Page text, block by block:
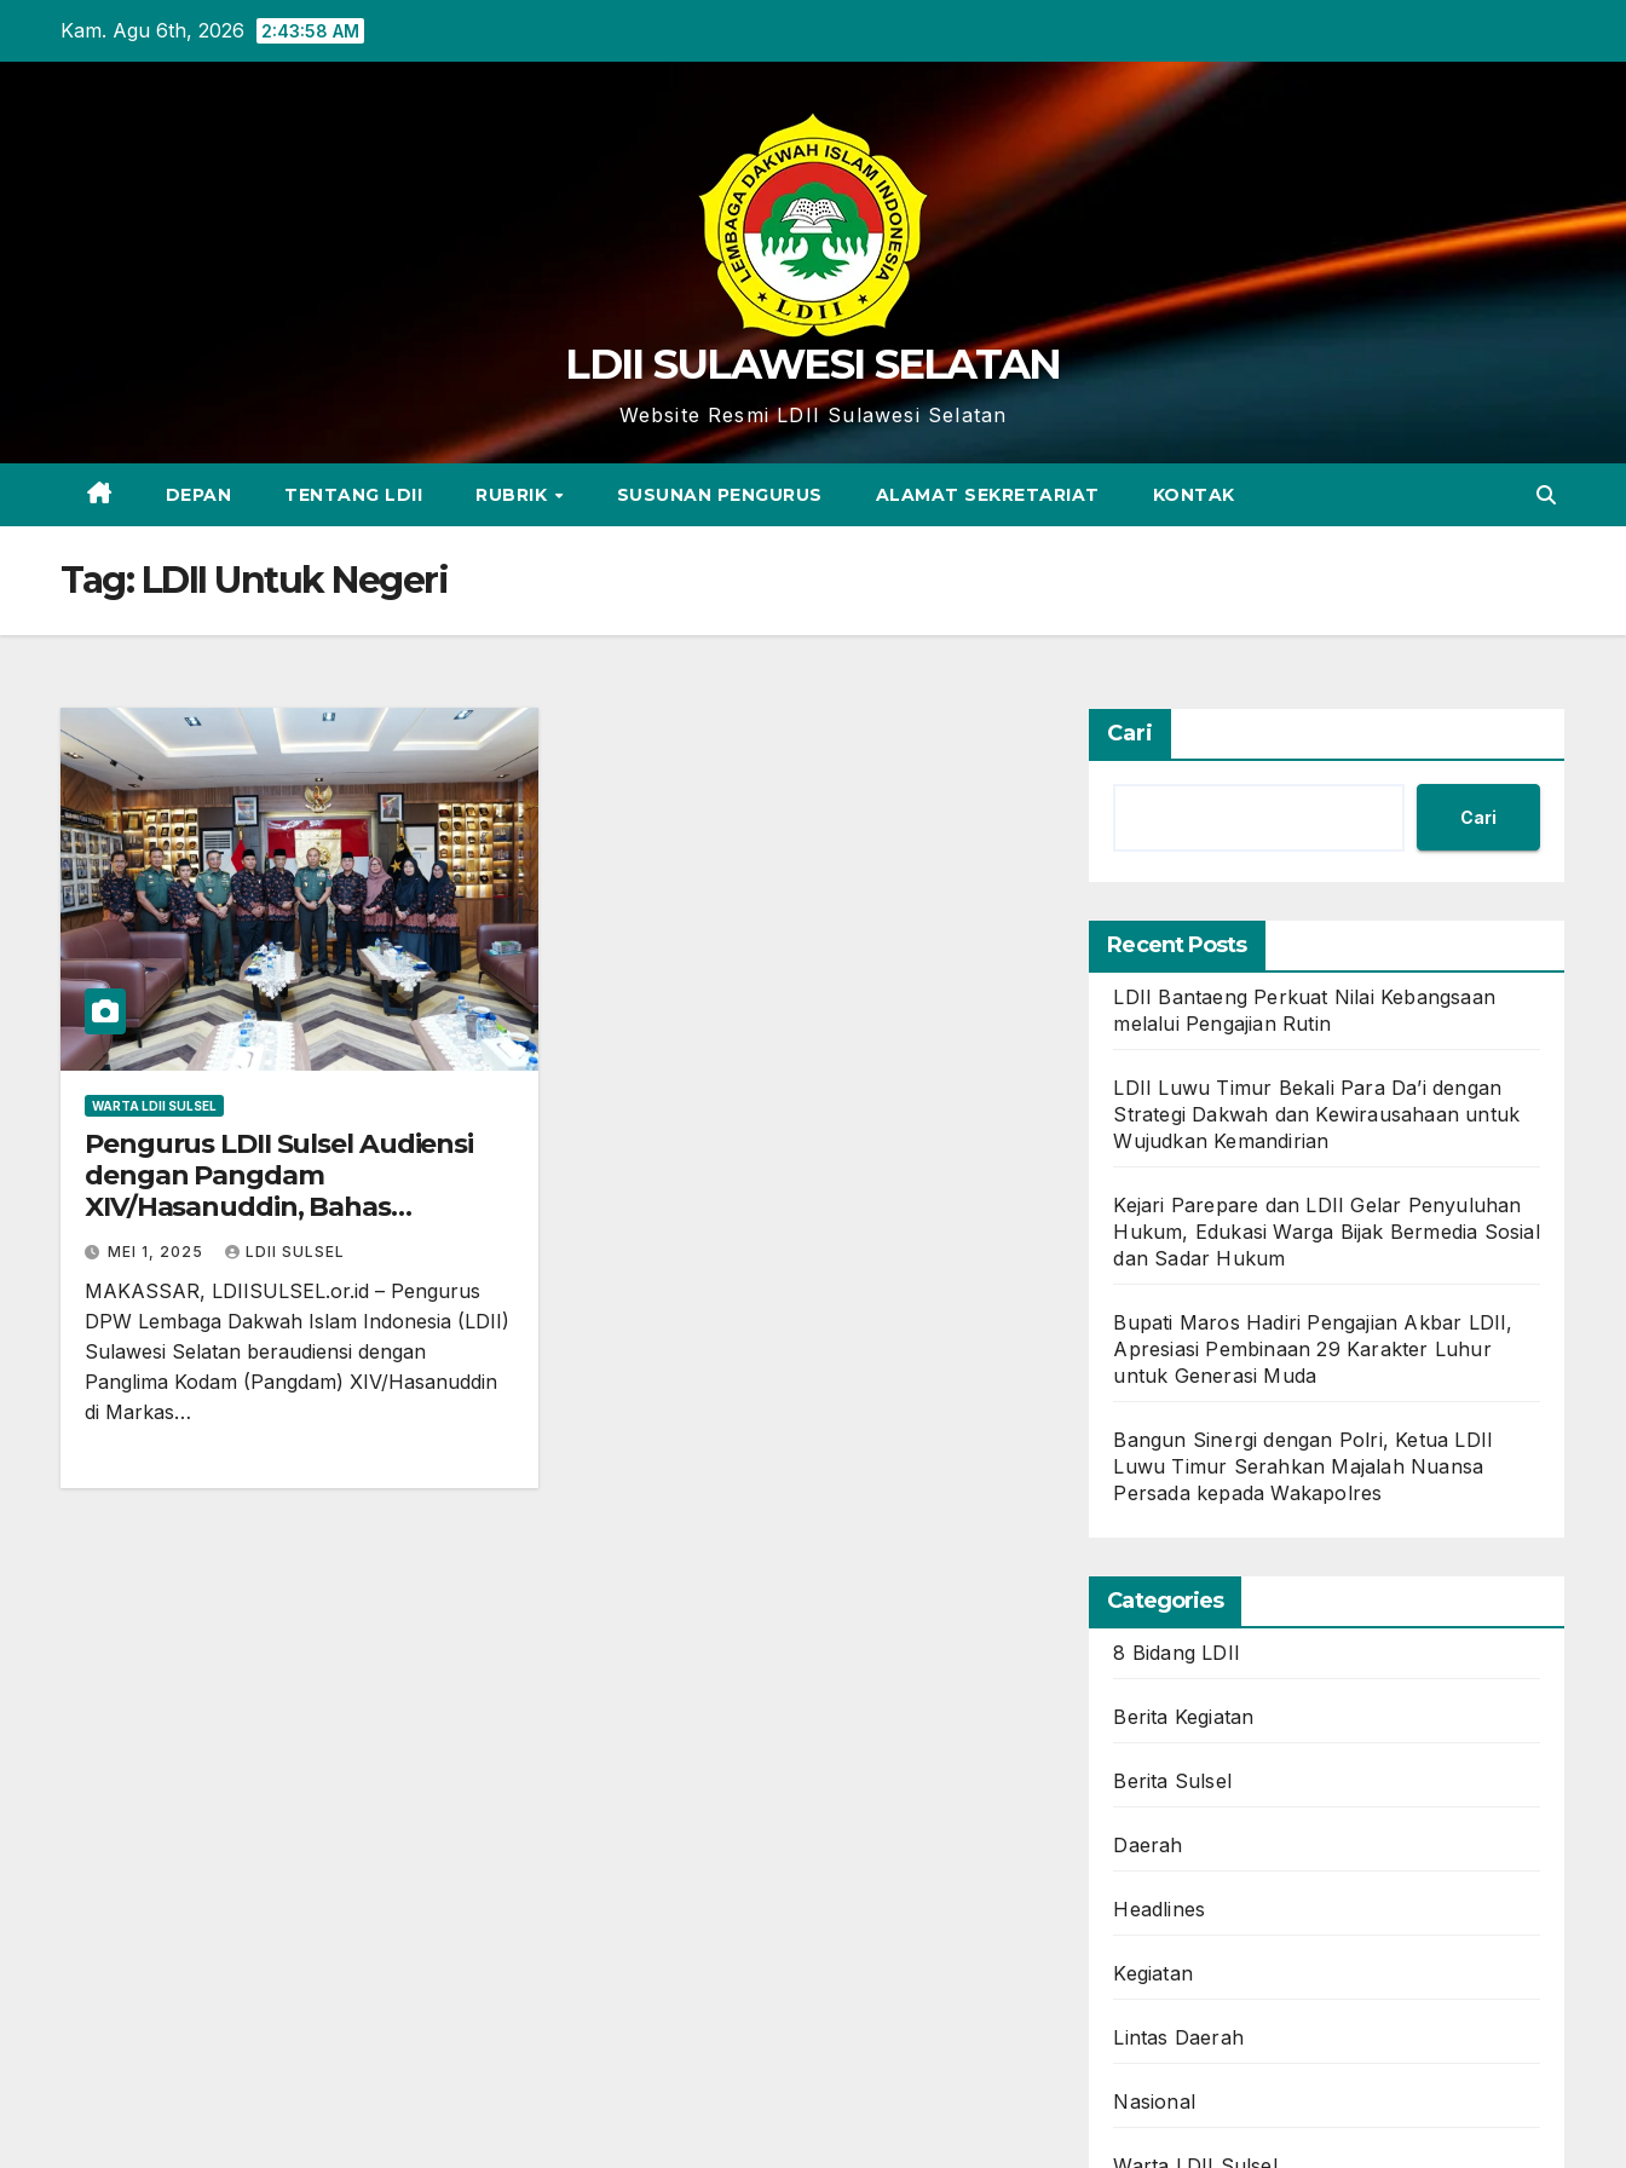
Kam. Agu 6th, 2026 2:43:59 AM
LDII SULAWESI SELATAN
Website Resmi LDII Sulawesi Selatan
DEPAN TENTANG LDII RUBRIK SUSUNAN PENGURUS ALAMAT SEKRETARIAT KONTAK
Tag: LDII Untuk Negeri
WARTA LDII SULSEL
Pengurus LDII Sulsel Audiensi
dengan Pangdam
XIV/Hasanuddin, Bahas
Kolaborasi Penanganan
Stunting dan Narkoba
MEI 1, 2025 LDII SULSEL
MAKASSAR, LDIISULSEL.or.id – Pengurus
DPW Lembaga Dakwah Islam Indonesia (LDII)
Sulawesi Selatan beraudiensi dengan
Panglima Kodam (Pangdam) XIV/Hasanuddin
di Markas…
Cari
Cari
Recent Posts
LDII Bantaeng Perkuat Nilai Kebangsaan
melalui Pengajian Rutin
LDII Luwu Timur Bekali Para Da’i dengan
Strategi Dakwah dan Kewirausahaan untuk
Wujudkan Kemandirian
Kejari Parepare dan LDII Gelar Penyuluhan
Hukum, Edukasi Warga Bijak Bermedia Sosial
dan Sadar Hukum
Bupati Maros Hadiri Pengajian Akbar LDII,
Apresiasi Pembinaan 29 Karakter Luhur
untuk Generasi Muda
Bangun Sinergi dengan Polri, Ketua LDII
Luwu Timur Serahkan Majalah Nuansa
Persada kepada Wakapolres
Categories
8 Bidang LDII
Berita Kegiatan
Berita Sulsel
Daerah
Headlines
Kegiatan
Lintas Daerah
Nasional